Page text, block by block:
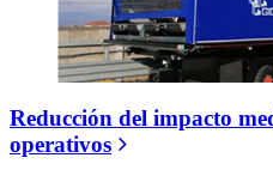
Reducción del impacto
operativos